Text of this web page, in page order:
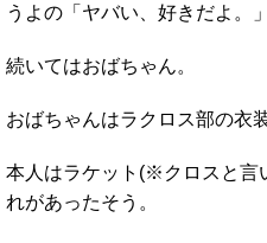
うよの「ヤバい、好きだよ。」
続いてはおばちゃん。
おばちゃんはラクロス部の衣
本人はラケット(※クロスと言
れがあったそう。